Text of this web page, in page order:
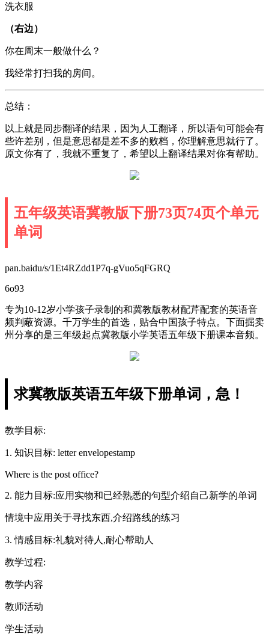
洗衣服
（右边）
你在周末一般做什么？
我经常打扫我的房间。
总结：
以上就是同步翻译的结果，因为人工翻译，所以语句可能会有
些许差别，但是意思都是差不多的败档，你理解意思就行了。
原文你有了，我就不重复了，希望以上翻译结果对你有帮助。
五年级英语冀教版下册73页74页个单元
单词
pan.baidu/s/1Et4RZdd1P7q-gVuo5qFGRQ
6o93
专为10-12岁小学孩子录制的和冀教版教材配芹配套的英语音
频判蔽资源。千万学生的首选，贴合中国孩子特点。下面掘卖
州分享的是三年级起点冀教版小学英语五年级下册课本音频。
求冀教版英语五年级下册单词，急！
教学目标:
1. 知识目标: letter envelopestamp
Where is the post office?
2. 能力目标:应用实物和已经熟悉的句型介绍自己新学的单词
情境中应用关于寻找东西,介绍路线的练习
3. 情感目标:礼貌对待人,耐心帮助人
教学过程:
教学内容
教师活动
学生活动